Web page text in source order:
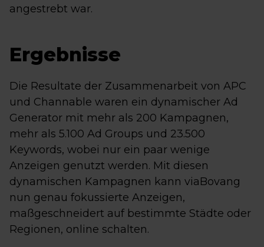
angestrebt war.
Ergebnisse
Die Resultate der Zusammenarbeit von APC
und Channable waren ein dynamischer Ad
Generator mit mehr als 200 Kampagnen,
mehr als 5.100 Ad Groups und 23.500
Keywords, wobei nur ein paar wenige
Anzeigen genutzt werden. Mit diesen
dynamischen Kampagnen kann viaBovang
nun genau fokussierte Anzeigen,
maßgeschneidert auf bestimmte Städte oder
Regionen, online schalten.